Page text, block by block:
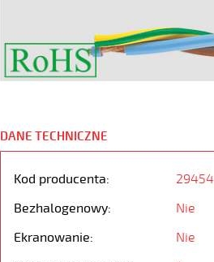
DANE TECHNICZNE
Kod producenta:
29454
Bezhalogenowy:
Nie
Ekranowanie:
Nie